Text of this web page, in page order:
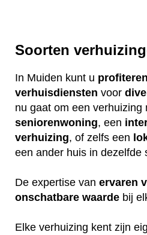
Soorten
In Muiden kunt u profiteren
verhuisdiensten voor
nu gaat om een verhuizing
seniorenwoning, een
verhuizing, of zelfs een
een ander huis in dezelfde
De expertise van ervaren
onschatbare waarde bij
Elke verhuizing kent zijn